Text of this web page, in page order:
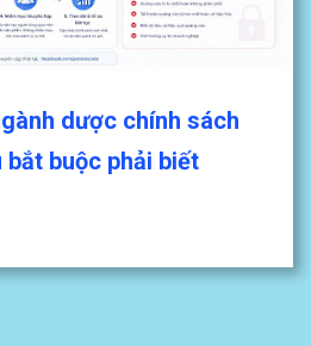
dược chính sách
buộc phải biết